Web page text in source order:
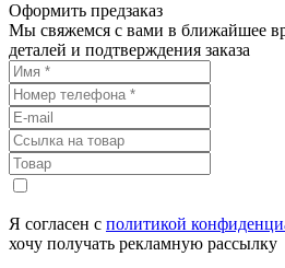
Оформить предзаказ
Мы свяжемся с вами в ближайшее
деталей и подтверждения заказа
Я согласен с политикой
хочу получать рекламную рассылку